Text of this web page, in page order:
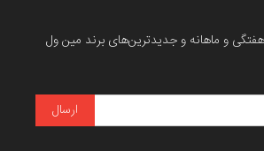
هفتگی و ماهانه و جدیدترین‌های برند مین ول